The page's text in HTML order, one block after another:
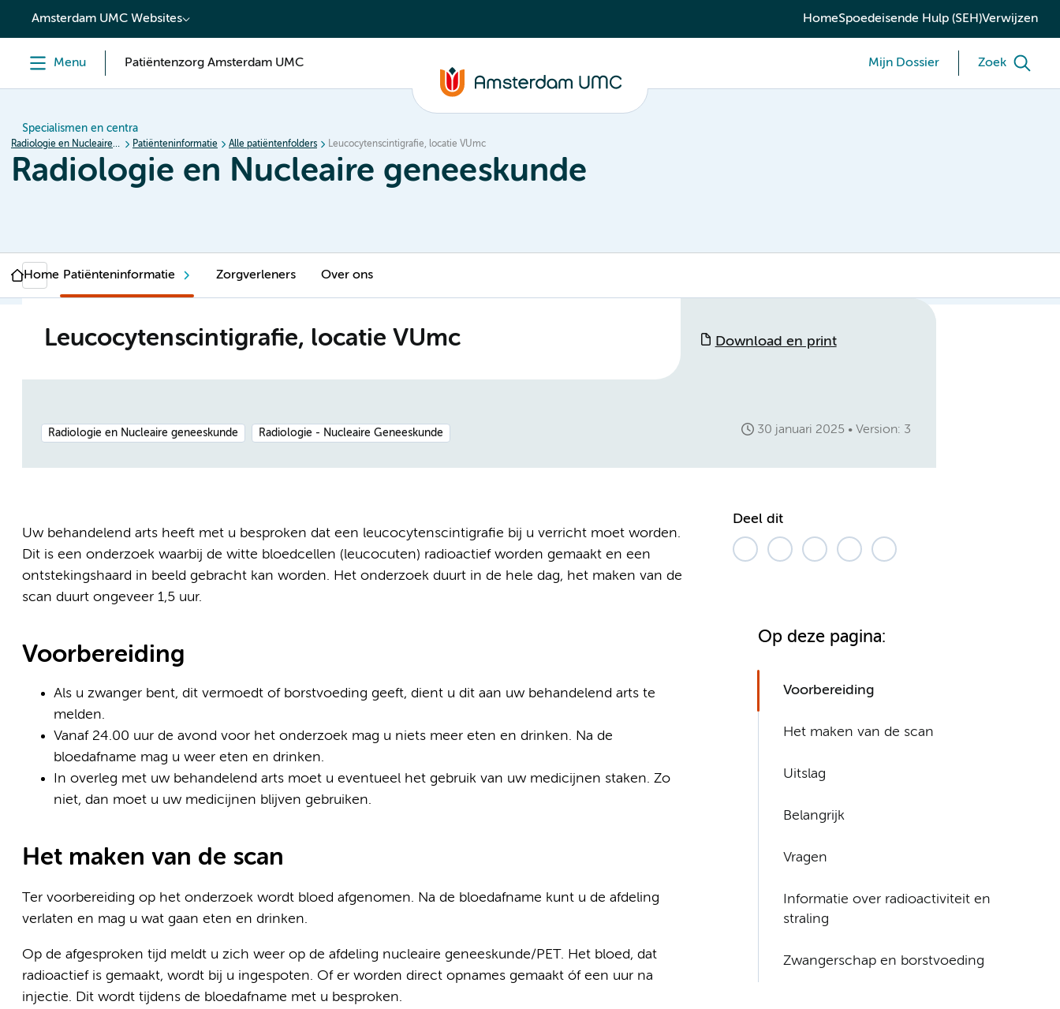
content
Amsterdam UMC Websites HomeSpoedeisende Hulp (SEH)Verwijzen
Menu Patiëntenzorg Amsterdam UMC Mijn Dossier Zoek
Specialismen en centra
Radiologie en Nucleaire geneeskunde Patiënteninformatie Alle patiëntenfolders Leucocytenscintigrafie, locatie VUmc
Radiologie en Nucleaire geneeskunde
Home Patiënteninformatie Zorgverleners Over ons
Leucocytenscintigrafie, locatie VUmc Download en print
Radiologie en Nucleaire geneeskunde Radiologie - Nucleaire Geneeskunde 30 januari 2025 Version: 3
Uw behandelend arts heeft met u besproken dat een leucocytenscintigrafie bij u verricht moet worden.
Dit is een onderzoek waarbij de witte bloedcellen (leucocuten) radioactief worden gemaakt en een
ontstekingshaard in beeld gebracht kan worden. Het onderzoek duurt in de hele dag, het maken van de
scan duurt ongeveer 1,5 uur.
Voorbereiding
Als u zwanger bent, dit vermoedt of borstvoeding geeft, dient u dit aan uw behandelend arts te
melden.
Vanaf 24.00 uur de avond voor het onderzoek mag u niets meer eten en drinken. Na de
bloedafname mag u weer eten en drinken.
In overleg met uw behandelend arts moet u eventueel het gebruik van uw medicijnen staken. Zo
niet, dan moet u uw medicijnen blijven gebruiken.
Het maken van de scan
Ter voorbereiding op het onderzoek wordt bloed afgenomen. Na de bloedafname kunt u de afdeling
verlaten en mag u wat gaan eten en drinken.
Op de afgesproken tijd meldt u zich weer op de afdeling nucleaire geneeskunde/PET. Het bloed, dat
radioactief is gemaakt, wordt bij u ingespoten. Of er worden direct opnames gemaakt óf een uur na
injectie. Dit wordt tijdens de bloedafname met u besproken.
Deel dit
Op deze pagina:
Voorbereiding
Het maken van de scan
Uitslag
Belangrijk
Vragen
Informatie over radioactiviteit en
straling
Zwangerschap en borstvoeding